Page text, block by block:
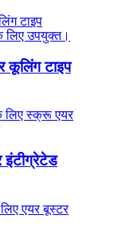
कूलिंग टाइप